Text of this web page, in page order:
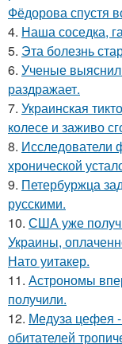
Фёдорова спустя
4. Наша соседка,
5. Эта болезнь
6. Ученые
раздражает.
7. Украинская
колесе и заживо
8. Исследователи
хронической
9. Петербуржца
русскими.
10. США уже
Украины,
Нато уитакер.
11. Астрономы
получили.
12. Медуза цефея
обитателей